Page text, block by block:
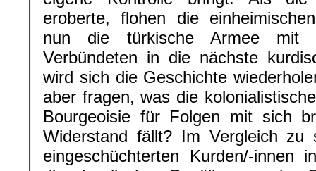
eroberte, flohen die
nun die türkische Armee mit
Verbündeten in die nächste
wird sich die Geschichte
aber fragen, was die
Bourgeoisie für Folgen mit sich
Widerstand fällt? Im Vergleich zu
eingeschüchterten Kurden/-innen